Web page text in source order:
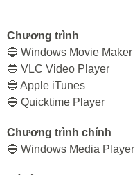
Chương trình
🔵 Windows Movie Maker
🔵 VLC Video Player
🔵 Apple iTunes
🔵 Quicktime Player
Chương trình chính
🔵 Windows Media Player